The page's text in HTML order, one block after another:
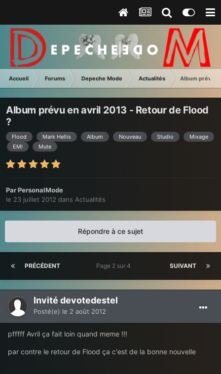
Accueil Forums Depeche Mode Actualités Album prévu
Album prévu en avril 2013 - Retour de Flood
?
Flood Mark Hellis Album Nouveau Studio
Mixage
EMI
Mute
ParPersonalMode
le 23 juillet 2012 dans Actualités
Répondre à ce sujet
PRÉCÉDENT SUIVANT
Page 2 sur 4
Invité devotedestel
Posté(e) le 2 août 2012
pfffff Avril ça fait loin quand meme !!!
par contre le retour de Flood ça c'est de la bonne nouvelle